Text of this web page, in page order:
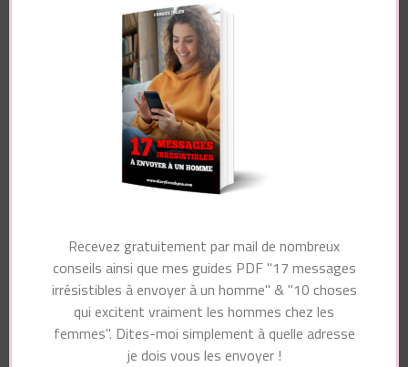
E-mail*
Recevez gratuitement par mail de nombreux
conseils ainsi que mes guides PDF "17 messages
irrésistibles à envoyer à un homme" & "10 choses
qui excitent vraiment les hommes chez les
femmes". Dites-moi simplement à quelle adresse
je dois vous les envoyer !